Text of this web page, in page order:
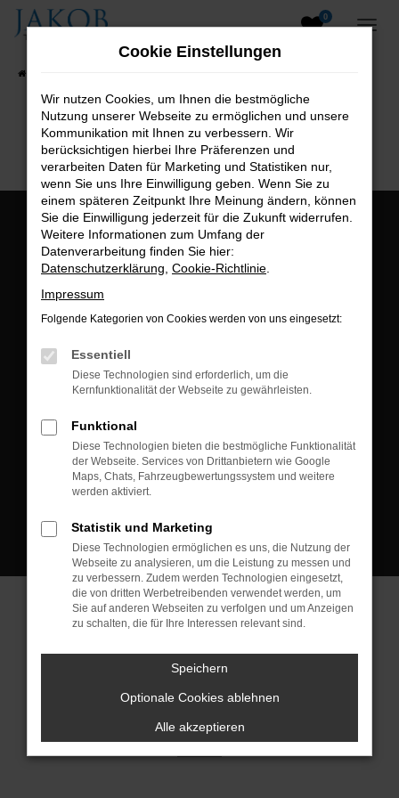
Zum
0
B2B-Shop
Öffnungszeiten:
Montag bis Freitag:
Postadresse:
Kontakt:
Tel.: +49 3745 760 90 20
Fax: +49 3745 760 90 21
Mail: fj@jakob-trading.com
Cookie Einstellungen
© 2026 Jakob Trading GmbH | Neustädter Straße 1 | DE-08223
Neustadt/Vogtland | fj@jakob-trading.com | Webdesign by audaris.de
Cookie Einstellungen
Wir nutzen Cookies, um Ihnen die bestmögliche
Nutzung unserer Webseite zu ermöglichen und unsere
Kommunikation mit Ihnen zu verbessern. Wir
berücksichtigen hierbei Ihre Präferenzen und
verarbeiten Daten für Marketing und Statistiken nur,
wenn Sie uns Ihre Einwilligung geben. Wenn Sie zu
einem späteren Zeitpunkt Ihre Meinung ändern, können
Sie die Einwilligung jederzeit für die Zukunft widerrufen.
Weitere Informationen zum Umfang der
Datenverarbeitung finden Sie hier:
Datenschutzerklärung Cookie-Richtlinie
Impressum
Folgende Kategorien von Cookies werden von uns eingesetzt:
Essentiell
Diese Technologien sind erforderlich, um die
Kernfunktionalität der Webseite zu gewährleisten.
Funktional
Diese Technologien bieten die bestmögliche Funktionalität
der Webseite. Services von Drittanbietern wie Google
Maps, Chats, Fahrzeugbewertungssystem und weitere
werden aktiviert.
Statistik und Marketing
Diese Technologien ermöglichen es uns, die Nutzung der
Webseite zu analysieren, um die Leistung zu messen und
zu verbessern. Zudem werden Technologien eingesetzt,
die von dritten Werbetreibenden verwendet werden, um
Sie auf anderen Webseiten zu verfolgen und um Anzeigen
zu schalten, die für Ihre Interessen relevant sind.
Speichern
Optionale Cookies ablehnen
Alle akzeptieren